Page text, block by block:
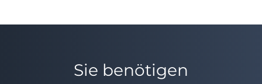
Sie benötigen